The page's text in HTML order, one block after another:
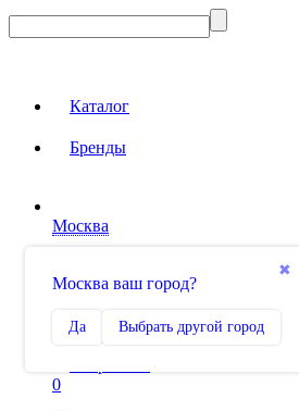
Каталог
Бренды
Москва
✖
Москва ваш город?
Да Выбрать другой город
Сравнение
0